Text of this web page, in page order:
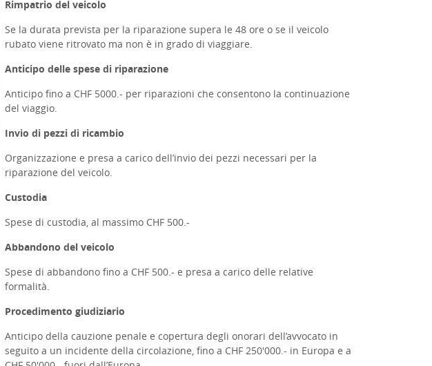
Rimpatrio del veicolo
Se la durata prevista per la riparazione supera le 48 ore o se il veicolo
rubato viene ritrovato ma non è in grado di viaggiare.
Anticipo delle spese di riparazione
Anticipo fino a CHF 5000.- per riparazioni che consentono la continuazione
del viaggio.
Invio di pezzi di ricambio
Organizzazione e presa a carico dell’invio dei pezzi necessari per la
riparazione del veicolo.
Custodia
Spese di custodia, al massimo CHF 500.-
Abbandono del veicolo
Spese di abbandono fino a CHF 500.- e presa a carico delle relative
formalità.
Procedimento giudiziario
Anticipo della cauzione penale e copertura degli onorari dell’avvocato in
seguito a un incidente della circolazione, fino a CHF 250'000.- in Europa e a